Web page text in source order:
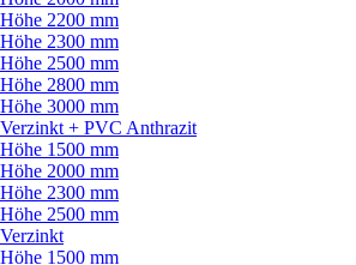
Höhe 2200 mm
Höhe 2300 mm
Höhe 2500 mm
Höhe 2800 mm
Höhe 3000 mm
Verzinkt + PVC Anthrazit
Höhe 1500 mm
Höhe 2000 mm
Höhe 2300 mm
Höhe 2500 mm
Verzinkt
Höhe 1500 mm